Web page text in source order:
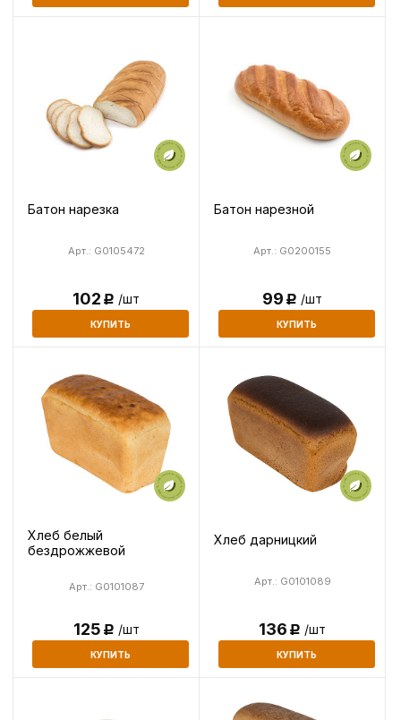
Батон нарезка
Арт.: G0105472
102Р /шт
КУПИТЬ
Батон нарезной
Арт.: G0200155
99Р /шт
КУПИТЬ
Хлеб белый
бездрожжевой
Арт.: G0101087
125Р /шт
КУПИТЬ
Хлеб дарницкий
Арт.: G0101089
136Р /шт
КУПИТЬ